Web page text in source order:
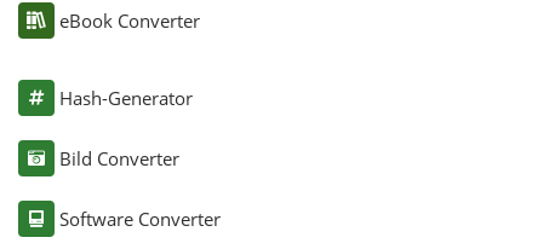
eBook Converter
Hash-Generator
Bild Converter
Software Converter